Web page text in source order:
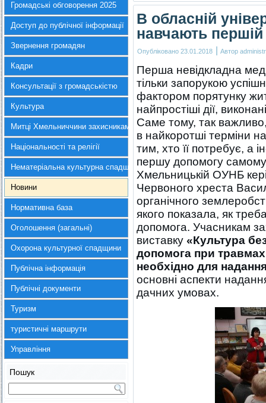
Громадські обговорення 2025
Доступ до публічної інформації
Звернення громадян
Кадри
Консультації з громадськістю
Культура
Митці Хмельниччини захисникам України
Національності та релігії
Нематеріальна культурна спадщина
Новини
Нормативна база
Оголошення (загальні)
Охорона культурної спадщини
Публічна інформація
Публічні документи
Туризм
туристичні маршрути
Управління
Пошук
В обласній
навчають
Опубліковано 23.01.2018 | Автор
Перша невідкладна
тільки запорукою
фактором порятунку
найпростіші дії,
Саме тому, так
в найкоротші терміни
тим, хто її потребує, а
першу допомогу
Хмельницькій ОУНБ
Червоного хреста
органічного
якого показала, як
допомога. Учасникам
виставку «Культура
допомога при травмах
необхідно для
основні аспекти
дачних умовах.